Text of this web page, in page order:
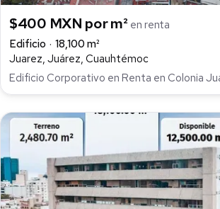
$400 MXN por m² en renta
Edificio
18,100 m²
Juarez, Juárez, Cuauhtémoc
Edificio Corporativo en Renta en Colonia